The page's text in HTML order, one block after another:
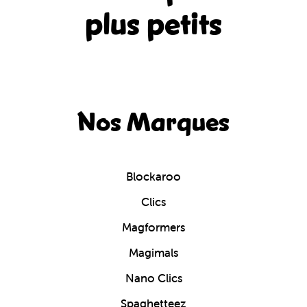
plus petits
Nos Marques
Blockaroo
Clics
Magformers
Magimals
Nano Clics
Spaghetteez